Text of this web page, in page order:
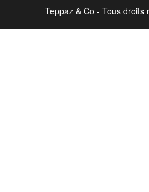
Teppaz & Co - Tous droits